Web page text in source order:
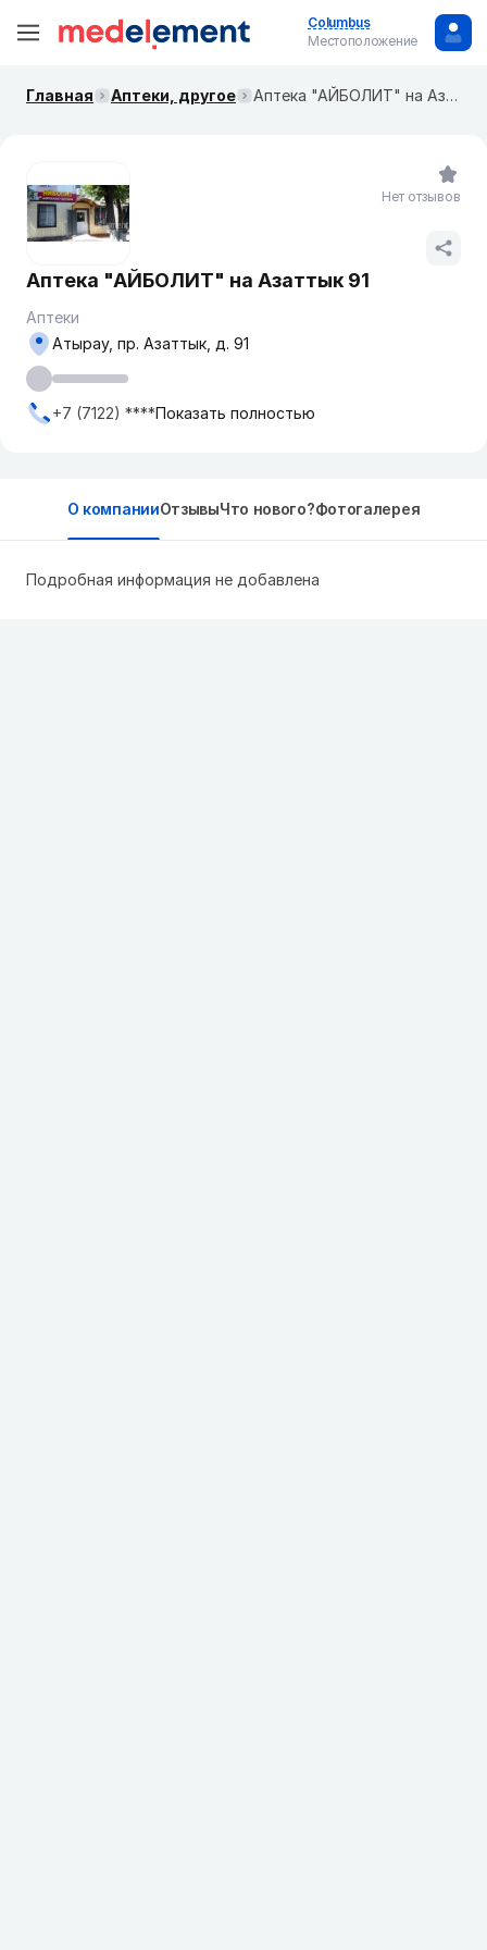
Columbus
Местоположение
Главная Аптеки, другое Аптека "АЙБОЛИТ" на Азаттык 91
Аптека "АЙБОЛИТ" на Азаттык 91
Аптеки
Атырау, пр. Азаттык, д. 91
+7 (7122) ****Показать полностью
Нет отзывов
О компанииОтзывыЧто нового?Фотогалерея
Подробная информация не добавлена